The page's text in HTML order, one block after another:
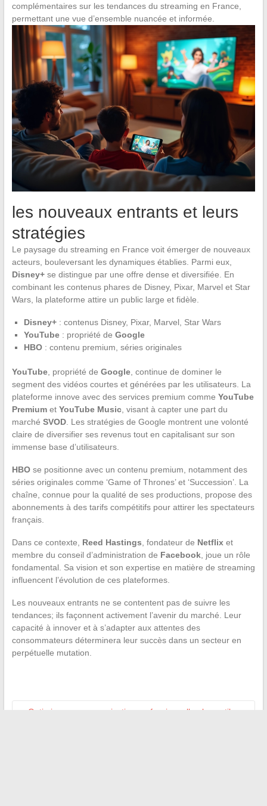
complémentaires sur les tendances du streaming en France,
permettant une vue d’ensemble nuancée et informée.
les nouveaux entrants et leurs
stratégies
Le paysage du streaming en France voit émerger de nouveaux
acteurs, bouleversant les dynamiques établies. Parmi eux,
Disney+se distingue par une offre dense et diversifiée. En
combinant les contenus phares de Disney, Pixar, Marvel et Star
Wars, la plateforme attire un public large et fidèle.
Disney+: contenus Disney, Pixar, Marvel, Star Wars
YouTube: propriété de Google
HBO: contenu premium, séries originales
YouTube, propriété de Google, continue de dominer le
segment des vidéos courtes et générées par les utilisateurs. La
plateforme innove avec des services premium comme YouTube
Premiumet YouTube Music, visant à capter une part du
marché SVOD. Les stratégies de Google montrent une volonté
claire de diversifier ses revenus tout en capitalisant sur son
immense base d’utilisateurs.
HBOse positionne avec un contenu premium, notamment des
séries originales comme ‘Game of Thrones’ et ‘Succession’. La
chaîne, connue pour la qualité de ses productions, propose des
abonnements à des tarifs compétitifs pour attirer les spectateurs
français.
Dans ce contexte, Reed Hastings, fondateur de Netflixet
membre du conseil d’administration de Facebook, joue un rôle
fondamental. Sa vision et son expertise en matière de streaming
influencent l’évolution de ces plateformes.
Les nouveaux entrants ne se contentent pas de suivre les
tendances; ils façonnent activement l’avenir du marché. Leur
capacité à innover et à s’adapter aux attentes des
consommateurs déterminera leur succès dans un secteur en
perpétuelle mutation.
Optimiser sa communication professionnelle : les outils